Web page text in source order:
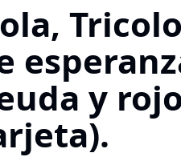
y